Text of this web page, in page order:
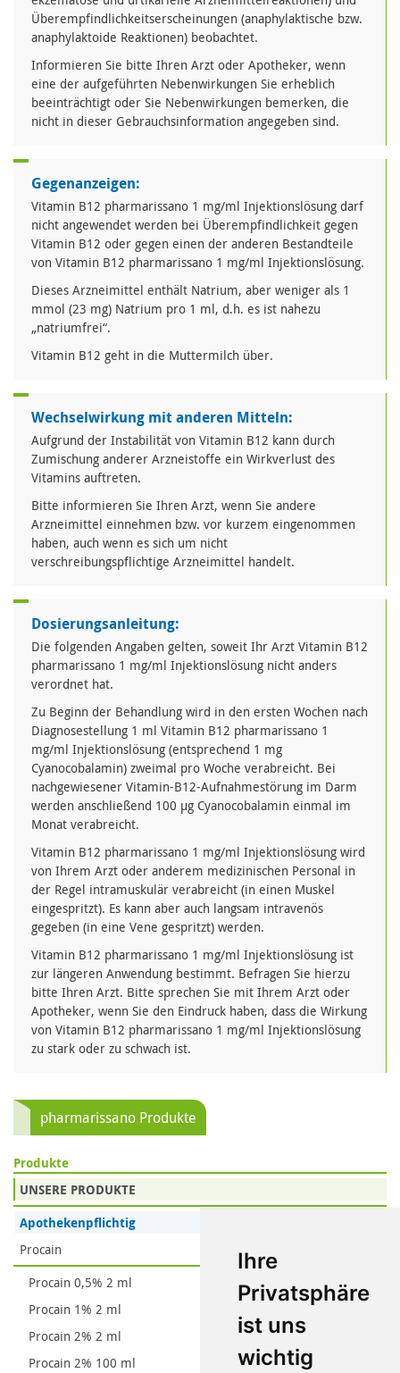
Ihre
Privatsphäre
ist uns
wichtig
Überempfindlichkeitserscheinungen (anaphylaktische bzw.
anaphylaktoide Reaktionen) beobachtet.
Informieren Sie bitte Ihren Arzt oder Apotheker, wenn
eine der aufgeführten Nebenwirkungen Sie erheblich
beeinträchtigt oder Sie Nebenwirkungen bemerken, die
nicht in dieser Gebrauchsinformation angegeben sind.
Gegenanzeigen:
Vitamin B12 pharmarissano 1 mg/ml Injektionslösung darf
nicht angewendet werden bei Überempfindlichkeit gegen
Vitamin B12 oder gegen einen der anderen Bestandteile
von Vitamin B12 pharmarissano 1 mg/ml Injektionslösung.
Dieses Arzneimittel enthält Natrium, aber weniger als 1
mmol (23 mg) Natrium pro 1 ml, d.h. es ist nahezu
„natriumfrei“.
Vitamin B12 geht in die Muttermilch über.
Wechselwirkung mit anderen Mitteln:
Aufgrund der Instabilität von Vitamin B12 kann durch
Zumischung anderer Arzneistoffe ein Wirkverlust des
Vitamins auftreten.
Bitte informieren Sie Ihren Arzt, wenn Sie andere
Arzneimittel einnehmen bzw. vor kurzem eingenommen
haben, auch wenn es sich um nicht
verschreibungspflichtige Arzneimittel handelt.
Dosierungsanleitung:
Die folgenden Angaben gelten, soweit Ihr Arzt Vitamin B12
pharmarissano 1 mg/ml Injektionslösung nicht anders
verordnet hat.
Zu Beginn der Behandlung wird in den ersten Wochen nach
Diagnosestellung 1 ml Vitamin B12 pharmarissano 1
mg/ml Injektionslösung (entsprechend 1 mg
Cyanocobalamin) zweimal pro Woche verabreicht. Bei
nachgewiesener Vitamin-B12-Aufnahmestörung im Darm
werden anschließend 100 µg Cyanocobalamin einmal im
Monat verabreicht.
Vitamin B12 pharmarissano 1 mg/ml Injektionslösung wird
von Ihrem Arzt oder anderem medizinischen Personal in
der Regel intramuskulär verabreicht (in einen Muskel
eingespritzt). Es kann aber auch langsam intravenös
gegeben (in eine Vene gespritzt) werden.
Vitamin B12 pharmarissano 1 mg/ml Injektionslösung ist
zur längeren Anwendung bestimmt. Befragen Sie hierzu
bitte Ihren Arzt. Bitte sprechen Sie mit Ihrem Arzt oder
Apotheker, wenn Sie den Eindruck haben, dass die Wirkung
von Vitamin B12 pharmarissano 1 mg/ml Injektionslösung
zu stark oder zu schwach ist.
pharmarissano Produkte
Produkte
UNSERE PRODUKTE
Apothekenpflichtig
Procain
Procain 0,5% 2 ml
Procain 1% 2 ml
Procain 2% 2 ml
Procain 2% 100 ml